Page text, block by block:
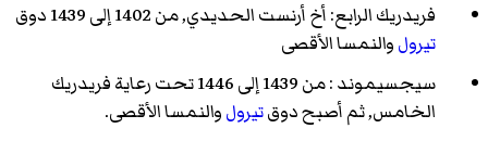
فريدريك الرابع: أخأرنست الحديدي, من 1402 إلى 1439 دوق
تيرولوالنمسا الأقصى
سيجسيموند : من 1439 إلى 1446 تحت رعاية
فريدريك
الخامس, ثم أصبح دوقتيرولوالنمسا الأقصى.